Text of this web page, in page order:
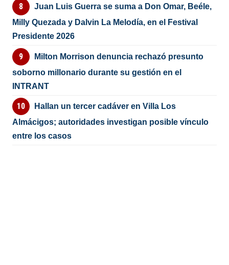
Juan Luis Guerra se suma a Don Omar, Beéle,
Milly Quezada y Dalvin La Melodía, en el Festival
Presidente 2026
Milton Morrison denuncia rechazó presunto
soborno millonario durante su gestión en el
INTRANT
Hallan un tercer cadáver en Villa Los
Almácigos; autoridades investigan posible vínculo
entre los casos